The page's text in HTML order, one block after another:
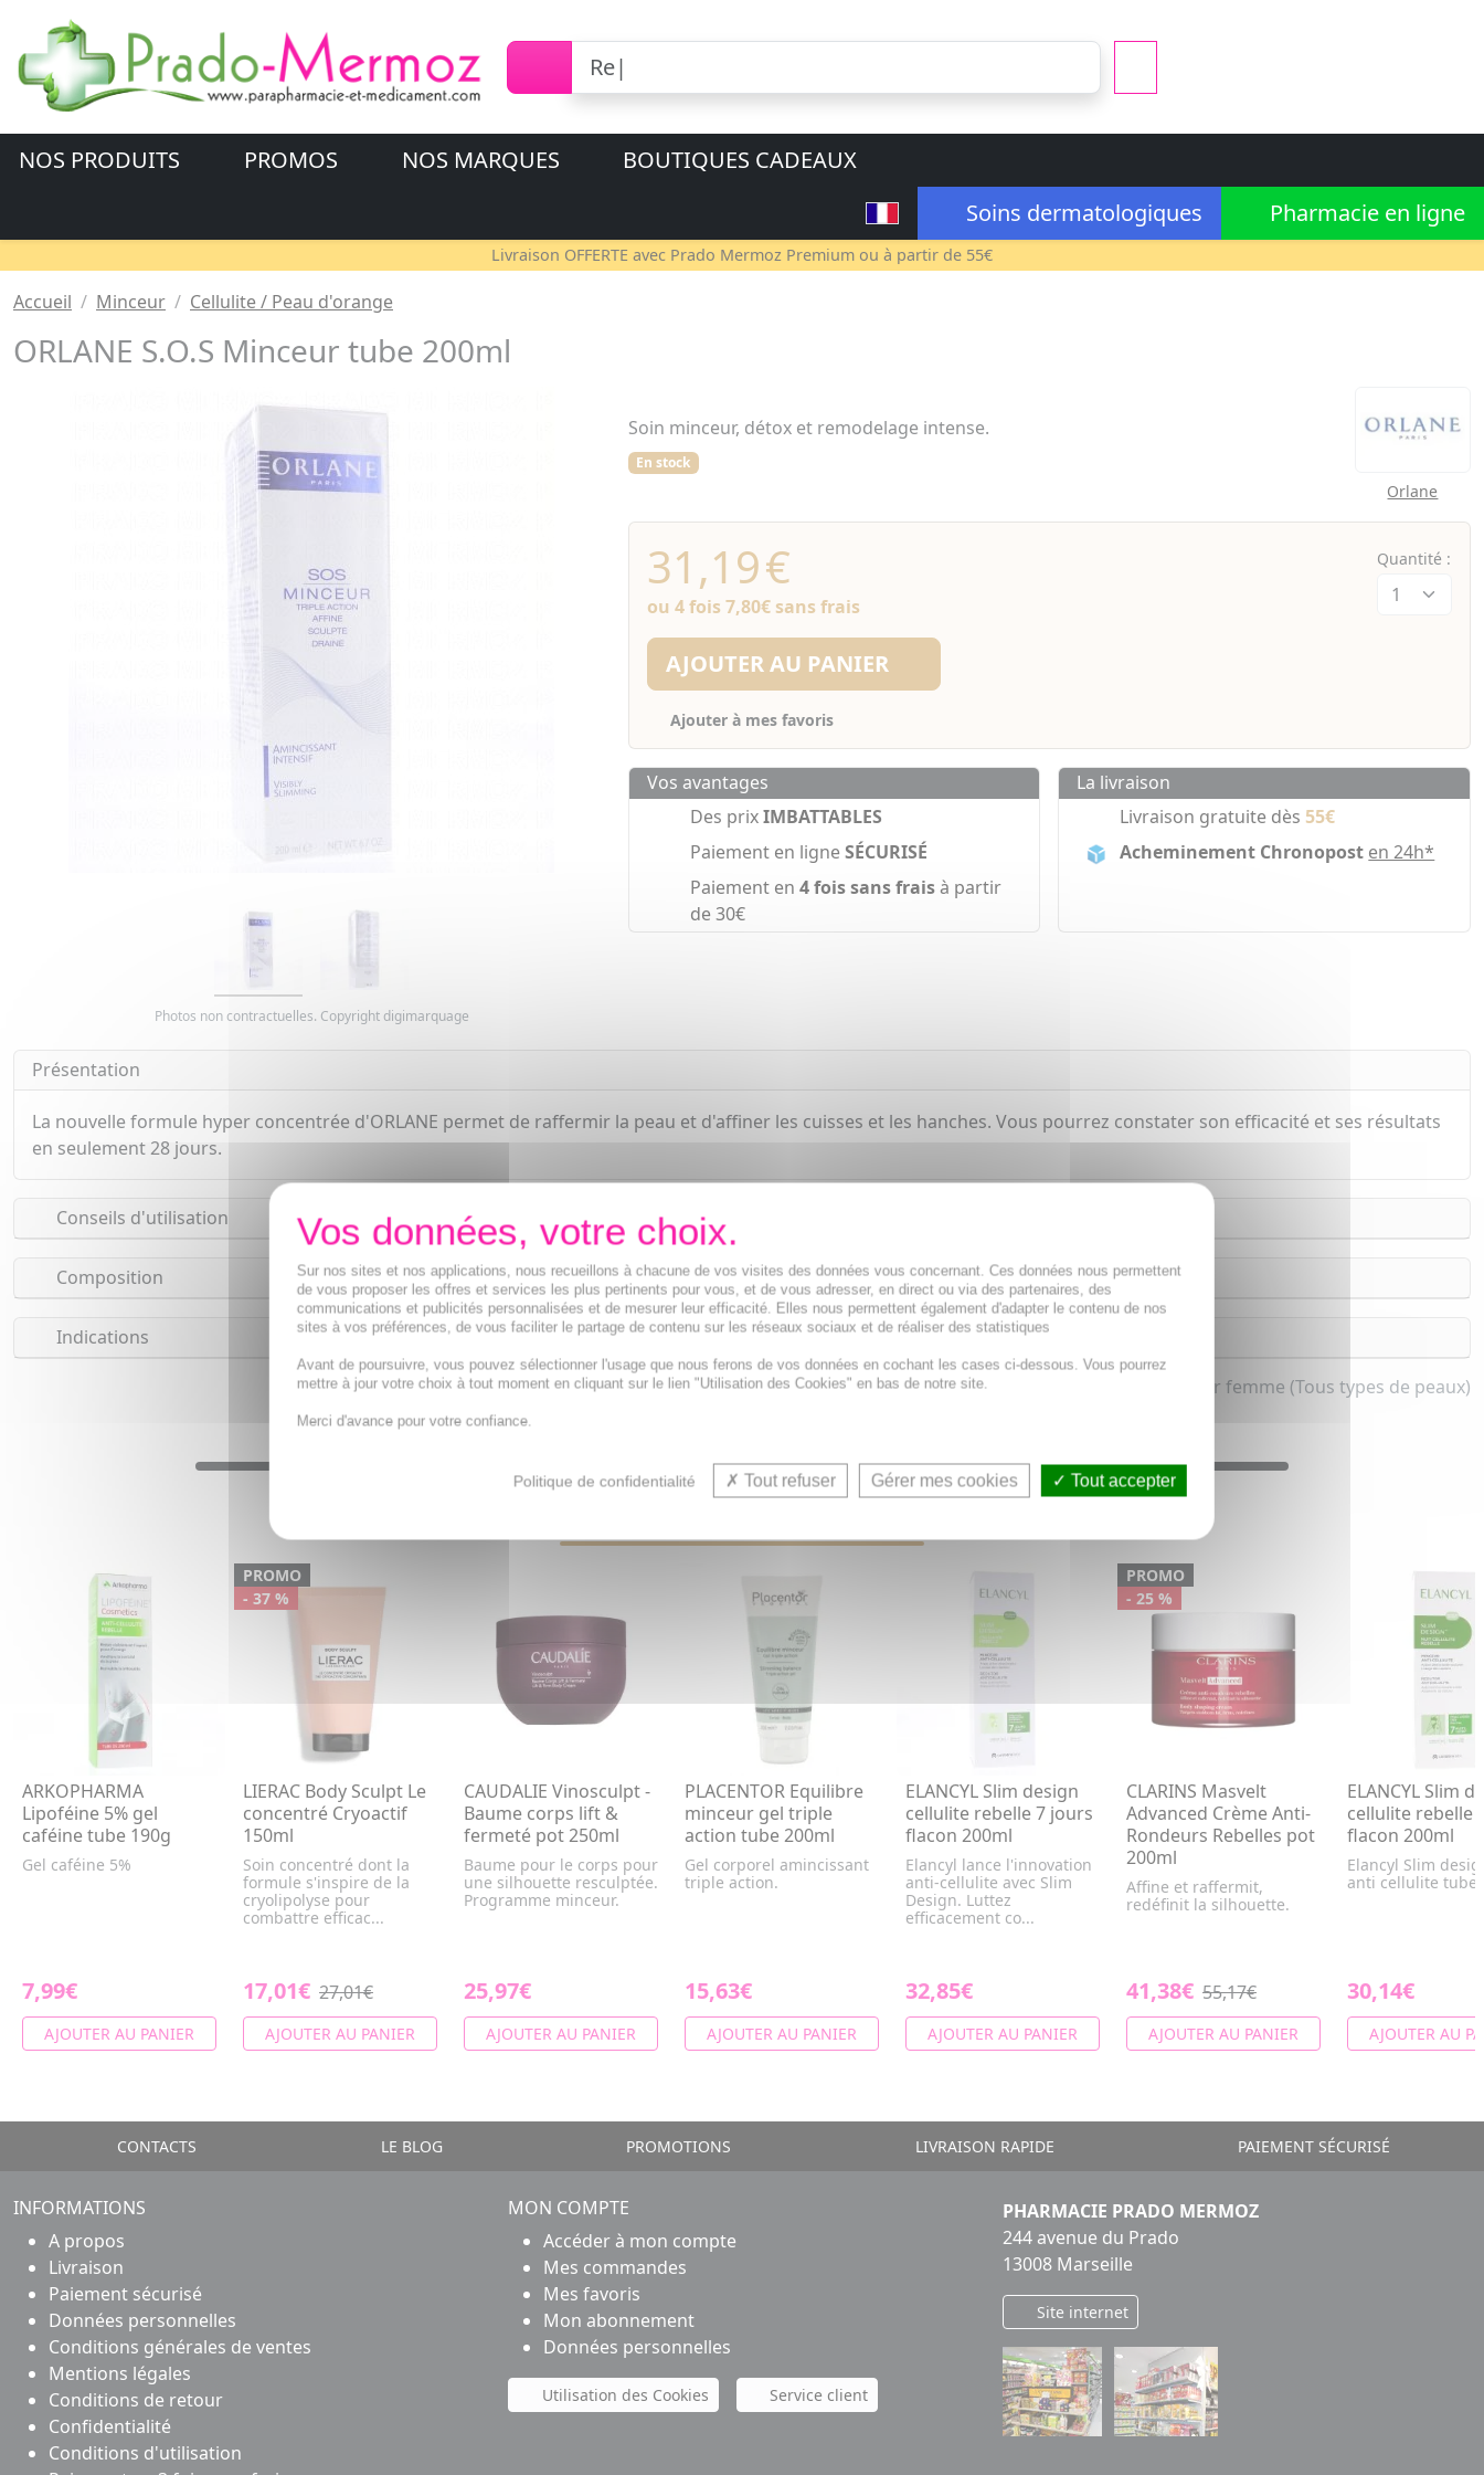
NOS PRODUITS PROMOS NOS MARQUES
BOUTIQUES CADEAUX
Soins dermatologiques
Pharmacie en ligne
Livraison OFFERTE avec Prado Mermoz Premium ou à partir de 55€
Accueil Minceur Cellulite / Peau d'orange
ORLANE S.O.S Minceur tube 200ml
Photos non contractuelles. Copyright digimarquage
Soin minceur, détox et remodelage intense.
En stock
Orlane
31,19€
ou 4 fois 7,80€sans frais
Quantité :
AJOUTER AU PANIER
Ajouter à mes favoris
Vos avantages
Des prixIMBATTABLES
Paiement en ligneSÉCURISÉ
Paiement en 4 fois sans fraisà partir
de 30€
La livraison
Livraison gratuite dès 55€
Acheminement Chronopost en 24h*
Présentation
La nouvelle formule hyper concentrée d'ORLANE permet de raffermir la peau et d'affiner les cuisses et les hanches. Vous pourrez constater son efficacité et ses résultats
en seulement 28 jours.
Conseils d'utilisation
Composition
Indications
Crème, Gel minceur, Anti-cellulite et Crème raffermissante corps, buste pour femme (Tous types de peaux)
VOUS AIMEREZ AUSSI...
ARKOPHARMA
Lipoféine 5% gel
caféine tube 190g
Gel caféine 5%
7,99€
AJOUTER AU PANIER
PROMO
- 37 %
LIERAC Body Sculpt Le
concentré Cryoactif
150ml
Soin concentré dont la
formule s'inspire de la
cryolipolyse pour
combattre efficac...
17,01€ 27,01€
AJOUTER AU PANIER
CAUDALIE Vinosculpt -
Baume corps lift &
fermeté pot 250ml
Baume pour le corps pour
une silhouette resculptée.
Programme minceur.
25,97€
AJOUTER AU PANIER
PLACENTOR Equilibre
minceur gel triple
action tube 200ml
Gel corporel amincissant
triple action.
15,63€
AJOUTER AU PANIER
ELANCYL Slim design
cellulite rebelle 7 jours
flacon 200ml
Elancyl lance l'innovation
anti-cellulite avec Slim
Design. Luttez
efficacement co...
32,85€
AJOUTER AU PANIER
PROMO
- 25 %
CLARINS Masvelt
Advanced Crème Anti-
Rondeurs Rebelles pot
200ml
Affine et raffermit,
redéfinit la silhouette.
41,38€ 55,17€
AJOUTER AU PANIER
ELANCYL Slim
cellulite rebelle
flacon 200ml
Elancyl Slim
anti cellulite tube
30,14€
AJOUTER AU
CONTACTS LE BLOG PROMOTIONS LIVRAISON RAPIDE PAIEMENT SÉCURISÉ
INFORMATIONS
A propos
Livraison
Paiement sécurisé
Données personnelles
Conditions générales de ventes
Mentions légales
Conditions de retour
Confidentialité
Conditions d'utilisation
MON COMPTE
Accéder à mon compte
Mes commandes
Mes favoris
Mon abonnement
Données personnelles
Utilisation des Cookies Service client
PHARMACIE PRADO MERMOZ
244 avenue du Prado
13008 Marseille
Site internet
Sur nos sites et nos applications, nous recueillons à chacune de vos visites des données vous concernant. Ces données nous permettent
de vous proposer les offres et services les plus pertinents pour vous, et de vous adresser, en direct ou via des partenaires, des
communications et publicités personnalisées et de mesurer leur efficacité. Elles nous permettent également d'adapter le contenu de nos
sites à vos préférences, de vous faciliter le partage de contenu sur les réseaux sociaux et de réaliser des statistiques
Avant de poursuivre, vous pouvez sélectionner l'usage que nous ferons de vos données en cochant les cases ci-dessous. Vous pourrez
mettre à jour votre choix à tout moment en cliquant sur le lien "Utilisation des Cookies" en bas de notre site.
Merci d'avance pour votre confiance.
Politique de confidentialité Tout refuser Gérer mes cookies Tout accepter